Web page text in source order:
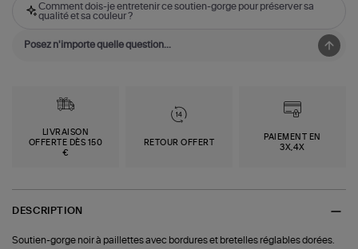
Comment dois-je entretenir ce soutien-gorge pour préserver sa
qualité et sa couleur ?
LIVRAISON
OFFERTE DÈS 150
€
RETOUR OFFERT
PAIEMENT EN
3X,4X
DESCRIPTION
Soutien-gorge noir à paillettes avec bordures et bretelles réglables dorées.